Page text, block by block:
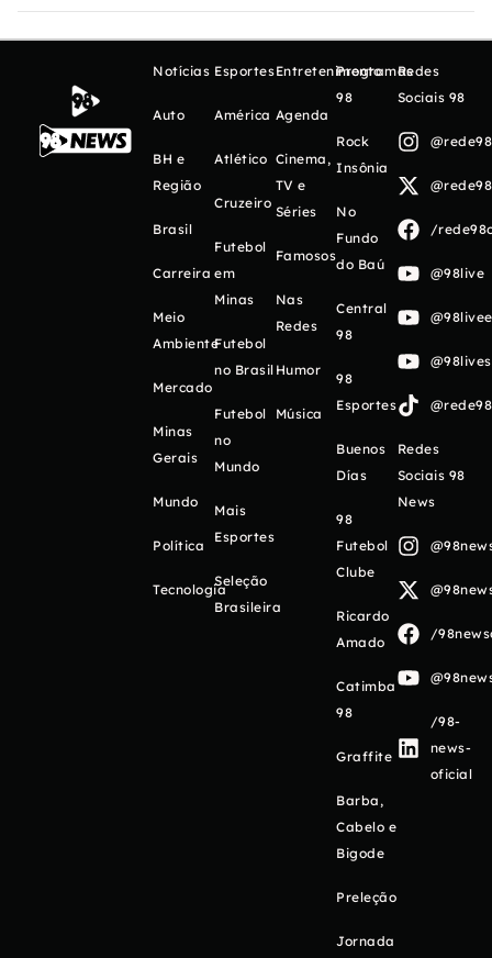
Notícias
Auto
BH e
Região
Brasil
Carreira
Meio
Ambiente
Mercado
Minas
Gerais
Mundo
Política
Tecnologia
Esportes
América
Atlético
Cruzeiro
Futebol
em
Minas
Futebol
no Brasil
Futebol
no
Mundo
Mais
Esportes
Seleção
Brasileira
Entretenimento
Agenda
Cinema,
TV e
Séries
Famosos
Nas
Redes
Humor
Música
Programas
98
Rock
Insônia
No
Fundo
do Baú
Central
98
98
Esportes
Buenos
Días
98
Futebol
Clube
Ricardo
Amado
Catimba
98
Graffite
Barba,
Cabelo e
Bigode
Preleção
Jornada
Redes
Sociais 98
/
@98live
Redes
Sociais 98
News
/
/98-
news-
oficial